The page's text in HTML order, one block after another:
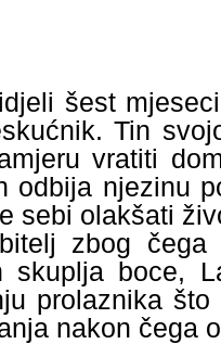
šest
Tin
vratiti
odbija njezinu
sebi olakšati
zbog
skuplja boce,
prolaznika
nakon čega